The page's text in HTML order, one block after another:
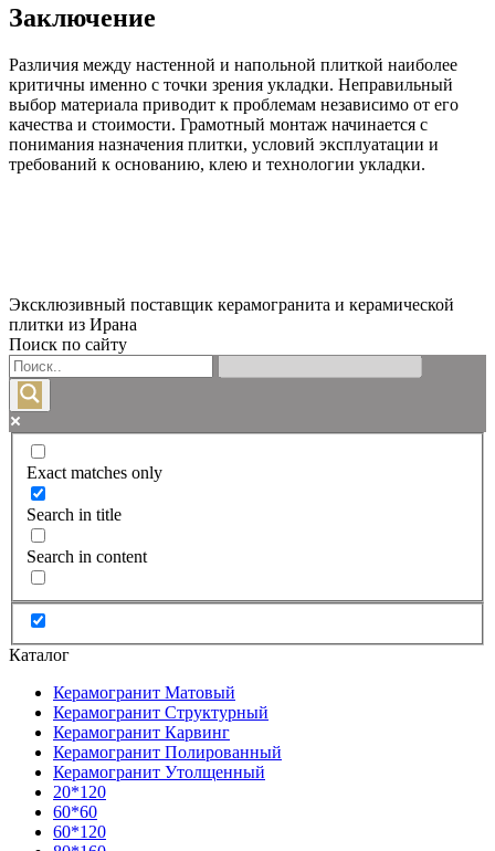
Заключение
Различия между настенной и напольной плиткой наиболее
критичны именно с точки зрения укладки. Неправильный
выбор материала приводит к проблемам независимо от его
качества и стоимости. Грамотный монтаж начинается с
понимания назначения плитки, условий эксплуатации и
требований к основанию, клею и технологии укладки.
Эксклюзивный поставщик керамогранита и керамической
плитки из Ирана
Поиск по сайту
Exact matches only
Search in title
Search in content
Каталог
Керамогранит Матовый
Керамогранит Структурный
Керамогранит Карвинг
Керамогранит Полированный
Керамогранит Утолщенный
20*120
60*60
60*120